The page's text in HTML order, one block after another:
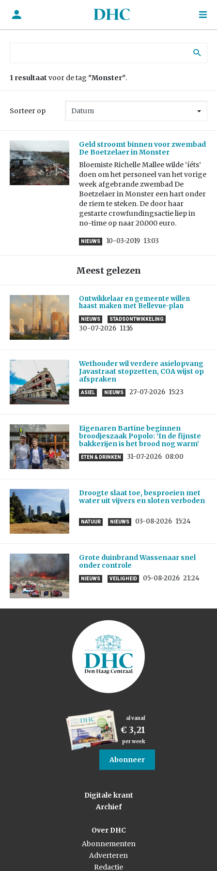
1 resultaat voor de tag "Monster".
Sorteer op
Geld stroomt binnen voor zwembad
De Boetzelaer in Monster
Bloemiste Richelle Mallee wilde ‘íéts’
doen om het personeel van het vorige
week afgebrande zwembad De
Boetzelaer in Monster een hart onder
de riem te steken. De door haar
gestarte crowfundingsactie liep in
no-time op naar 20.000 euro.
NIEUWS 10-03-2019 13:03
Meest gelezen
Ontwikkelaar en gemeente willen
haast maken met Bellevue-plan
NIEUWS STADSONTWIKKELING
30-07-2026 11:16
Wethouder wil verdere asielopvang
Javastraat stopzetten, COA wijst op
afspraken
ASIEL NIEUWS 27-07-2026 15:23
Eigenaren Bartine beginnen
broodjeszaak Popolo: ‘In de fijnste
bakkerijen is het brood nog warm’
ETEN & DRINKEN 31-07-2026 08:00
Droogte slaat toe, besproeien met
water uit vijvers en sloten verboden
NATUUR NIEUWS 03-08-2026 15:24
Grote duinbrand Wassenaar snel
onder controle
NIEUWS VEILIGHEID 05-08-2026 21:24
al vanaf
€ 3,21
per week
Abonneer
Digitale krant
Archief
Over DHC
Abonnementen
Adverteren
Redactie